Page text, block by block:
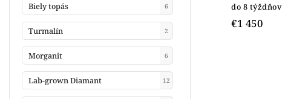
Biely topás 6
Turmalín 2
Morganit 6
Lab-grown Diamant 12
do 8 týždňov
€1 450